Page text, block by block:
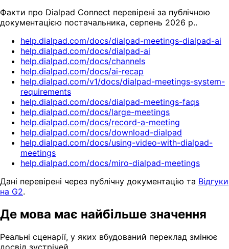
Факти про Dialpad Connect перевірені за публічною
документацією постачальника, серпень 2026 р..
help.dialpad.com/docs/dialpad-meetings-dialpad-ai
help.dialpad.com/docs/dialpad-ai
help.dialpad.com/docs/channels
help.dialpad.com/docs/ai-recap
help.dialpad.com/v1/docs/dialpad-meetings-system-
requirements
help.dialpad.com/docs/dialpad-meetings-faqs
help.dialpad.com/docs/large-meetings
help.dialpad.com/docs/record-a-meeting
help.dialpad.com/docs/download-dialpad
help.dialpad.com/docs/using-video-with-dialpad-
meetings
help.dialpad.com/docs/miro-dialpad-meetings
Дані перевірені через публічну документацію та Відгуки
на G2.
Де мова має найбільше значення
Реальні сценарії, у яких вбудований переклад змінює